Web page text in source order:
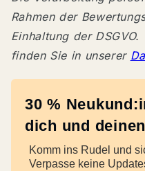
Rahmen der
Einhaltung der
finden Sie in unserer
30 %
dich und
Komm ins Rudel und
Verpasse keine